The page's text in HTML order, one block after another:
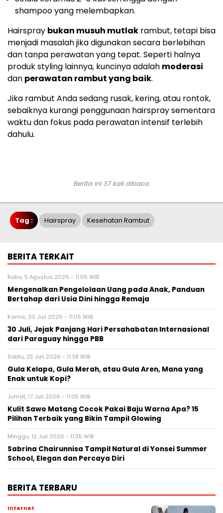
shampoo yang melembapkan.
Hairspray bukan musuh mutlak rambut, tetapi bisa
menjadi masalah jika digunakan secara berlebihan
dan tanpa perawatan yang tepat. Seperti halnya
produk styling lainnya, kuncinya adalah moderasi
dan perawatan rambut yang baik.
Jika rambut Anda sedang rusak, kering, atau rontok,
sebaiknya kurangi penggunaan hairspray sementara
waktu dan fokus pada perawatan intensif terlebih
dahulu.
Berita ini 37 kali dibaca
Tag : Hairspray Kesehatan Rambut
BERITA TERKAIT
Rabu, 5 Agustus 2026 - 11:05 WIB
Mengenalkan Pengelolaan Uang pada Anak, Panduan
Bertahap dari Usia Dini hingga Remaja
Kamis, 30 Juli 2026 - 11:05 WIB
30 Juli, Jejak Panjang Hari Persahabatan Internasional
dari Paraguay hingga PBB
Sabtu, 25 Juli 2026 - 11:38 WIB
Gula Kelapa, Gula Merah, atau Gula Aren, Mana yang
Enak untuk Kopi?
Jumat, 17 Juli 2026 - 11:05 WIB
Kulit Sawo Matang Cocok Pakai Baju Warna Apa? 15
Pilihan Terbaik yang Bikin Tampil Glowing
Minggu, 12 Juli 2026 - 11:35 WIB
Sabrina Chairunnisa Tampil Natural di Yonsei Summer
School, Elegan dan Percaya Diri
BERITA TERBARU
Internet